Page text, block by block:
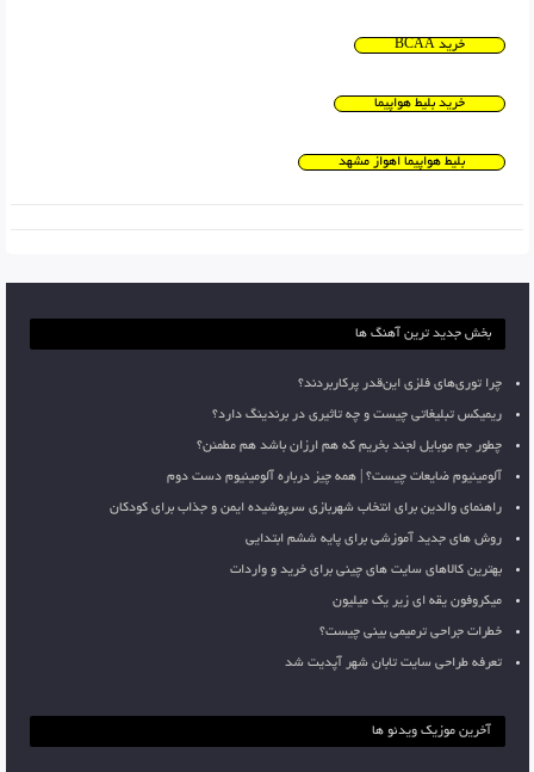
خرید BCAA
خرید بلیط هواپیما
بلیط هواپیما اهواز مشهد
بخش جدید ترین آهنگ ها
چرا توری‌های فلزی این‌قدر پرکاربردند؟
ریمیکس تبلیغاتی چیست و چه تاثیری در برندینگ دارد؟
چطور جم موبایل لجند بخریم که هم ارزان باشد هم مطمئن؟
آلومینیوم ضایعات چیست؟ | همه چیز درباره آلومینیوم دست دوم
راهنمای والدین برای انتخاب شهربازی سرپوشیده ایمن و جذاب برای کودکان
روش های جدید آموزشی برای پایه ششم ابتدایی
بهترین کالاهای سایت های چینی برای خرید و واردات
میکروفون یقه ای زیر یک میلیون
خطرات جراحی ترمیمی بینی چیست؟
تعرفه طراحی سایت تابان شهر آپدیت شد
آخرین موزیک ویدئو ها